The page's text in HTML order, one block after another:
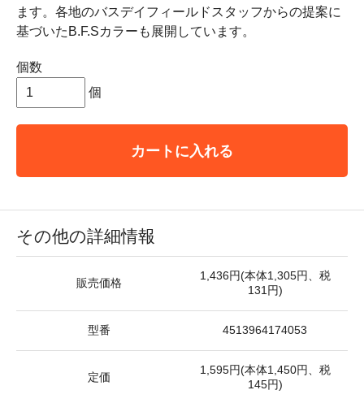
ます。各地のバスデイフィールドスタッフからの提案に
基づいたB.F.Sカラーも展開しています。
個数
個
カートに入れる
その他の詳細情報
販売価格
1,436円(本体1,305円、税
131円)
型番 4513964174053
定価
1,595円(本体1,450円、税
145円)